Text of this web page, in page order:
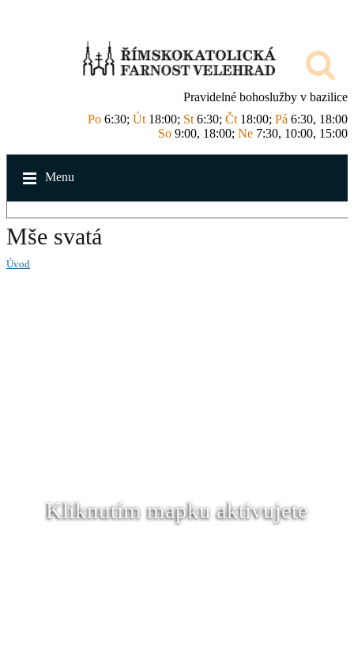
Pravidelné bohoslužby v bazilice
Po 6:30; Út 18:00; St 6:30; Čt 18:00; Pá 6:30, 18:00
So 9:00, 18:00; Ne 7:30, 10:00, 15:00
Menu
Mše svatá
Úvod
Kliknutím mapku aktivujete